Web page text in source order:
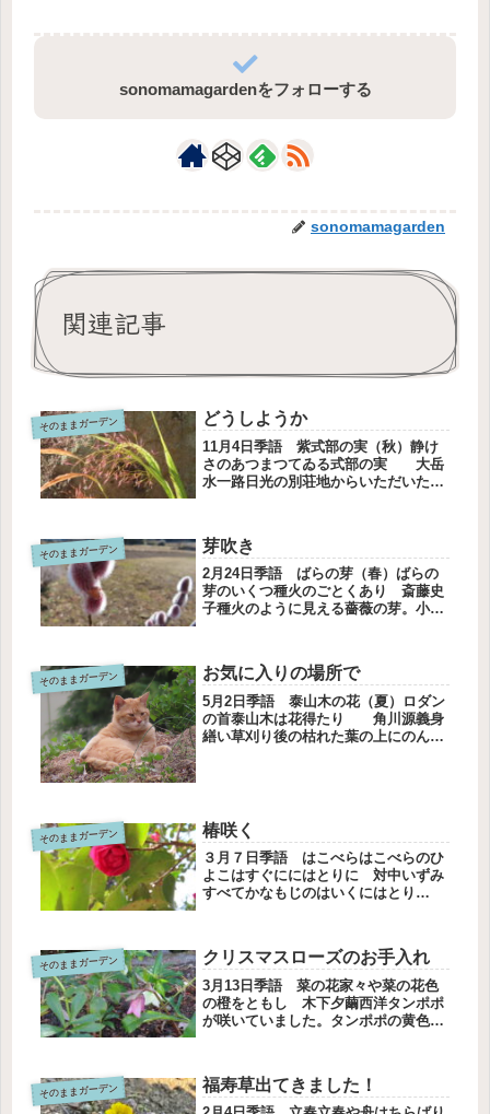
sonomamagardenをフォローする
sonomamagarden
関連記事
そのままガーデン どうしようか
11月4日季語 紫式部の実（秋）静け
さのあつまつてゐる式部の実 大岳
水一路日光の別荘地からいただいた風
染んだと思ったら、なんだか勢いがあ
りません。どんどん増えるからね、
と...
そのままガーデン 芽吹き
2月24日季語 ばらの芽（春）ばらの
芽のいくつ種火のごとくあり 斎藤史
子種火のように見える薔薇の芽。小さ
しょう。それぞれの種火この種火はヤ
シオツツジ。五月の連休に咲きます。
こ...
そのままガーデン お気に入りの場所で
5月2日季語 泰山木の花（夏）ロダン
の首泰山木は花得たり 角川源義身
繕い草刈り後の枯れた葉の上にのんび
の...
そのままガーデン 椿咲く
３月７日季語 はこべらはこべらのひ
よこはすぐににはとりに 対中いずみ
すべてかなもじのはいくにはとり
こがじゅもんをよみとくようでたのし
かった椿が咲いていた咲き始めた花も
あ...
そのままガーデン クリスマスローズのお手入れ
3月13日季語 菜の花家々や菜の花色
の橙をともし 木下夕繭西洋タンポポ
が咲いていました。タンポポの黄色を
に、お手入れをしてきました。毎朝咲
いているかを見ることが楽しみです。
そ...
そのままガーデン 福寿草出てきました！